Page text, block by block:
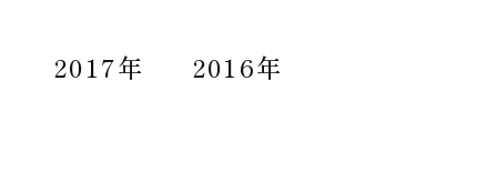
2017年 2016年